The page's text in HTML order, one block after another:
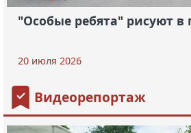
"Особые ребята" рисуют в
20 июля 2026
Видеорепортаж